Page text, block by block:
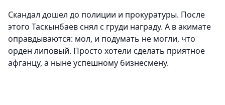
Скандал дошел до полиции и прокуратуры. После
этого Таскынбаев снял с груди награду. А в акимате
оправдываются: мол, и подумать не могли, что
орден липовый. Просто хотели сделать приятное
афганцу, а ныне успешному бизнесмену.